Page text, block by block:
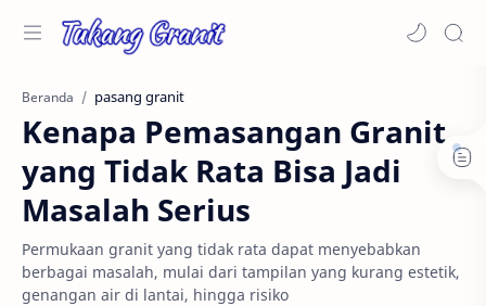
Beranda pasang granit
Kenapa Pemasangan Granit
yang Tidak Rata Bisa Jadi
Masalah Serius
Permukaan granit yang tidak rata dapat menyebabkan
berbagai masalah, mulai dari tampilan yang kurang estetik,
genangan air di lantai, hingga risiko